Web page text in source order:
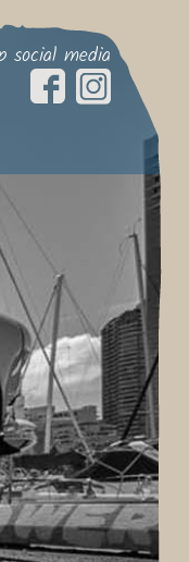
social media